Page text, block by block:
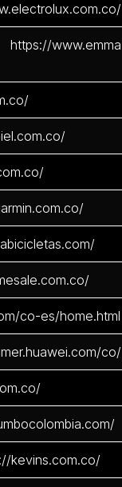
co-es/home.html
co/
kevins.com.co/